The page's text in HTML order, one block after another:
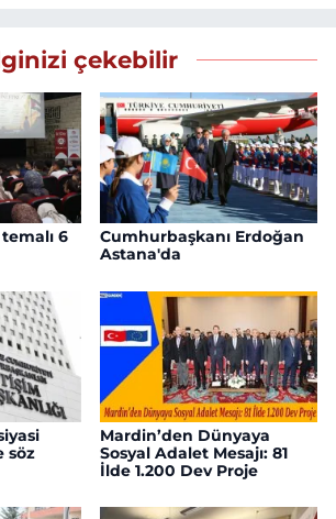
çekebilir
6
Cumhurbaşkanı Erdoğan
Astana'da
söz
Mardin’den Dünyaya
Sosyal Adalet Mesajı: 81
İlde 1.200 Dev Proje